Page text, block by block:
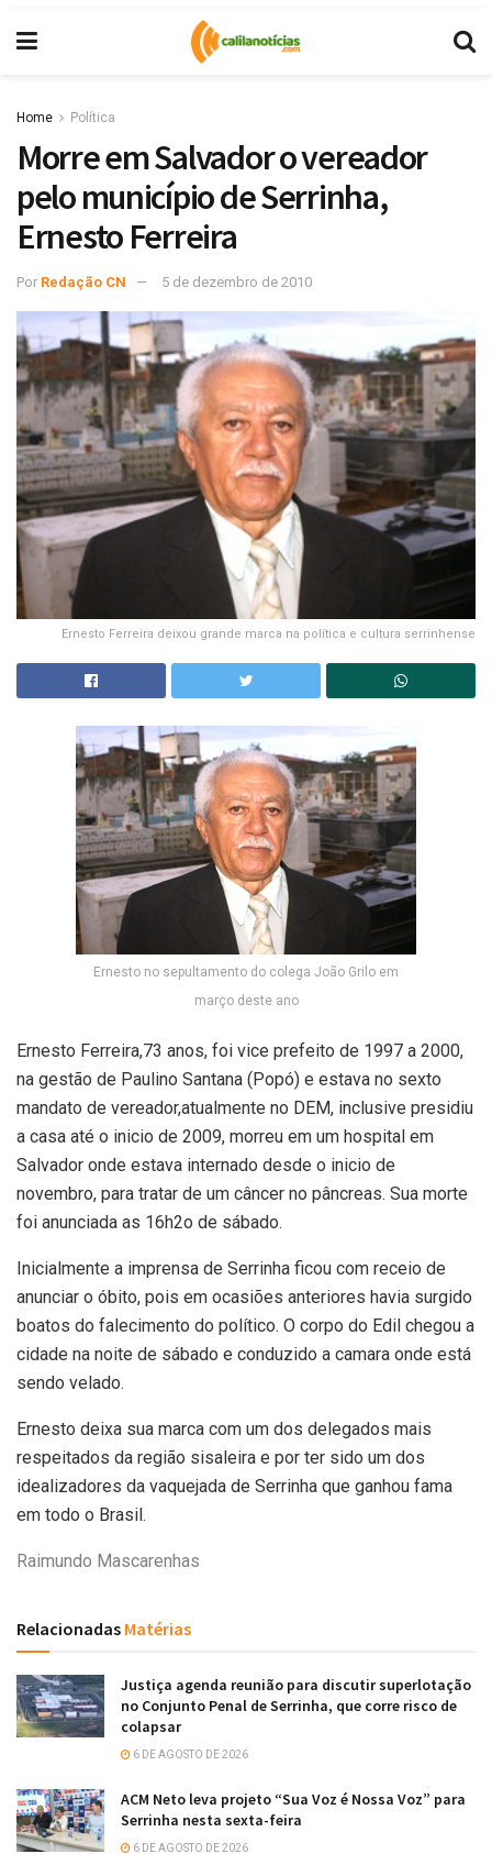
Home Política
Morre em Salvador o vereador
pelo município de Serrinha,
Ernesto Ferreira
Por Redação CN 5 de dezembro de 2010
Ernesto Ferreira deixou grande marca na política e cultura serrinhense
Ernesto no sepultamento do colega João Grilo em
março deste ano
Ernesto Ferreira,73 anos, foi vice prefeito de 1997 a 2000,
na gestão de Paulino Santana (Popó) e estava no sexto
mandato de vereador,atualmente no DEM, inclusive presidiu
a casa até o inicio de 2009, morreu em um hospital em
Salvador onde estava internado desde o inicio de
novembro, para tratar de um câncer no pâncreas. Sua morte
foi anunciada as 16h2o de sábado.
Inicialmente a imprensa de Serrinha ficou com receio de
anunciar o óbito, pois em ocasiões anteriores havia surgido
boatos do falecimento do político. O corpo do Edil chegou a
cidade na noite de sábado e conduzido a camara onde está
sendo velado.
Ernesto deixa sua marca com um dos delegados mais
respeitados da região sisaleira e por ter sido um dos
idealizadores da vaquejada de Serrinha que ganhou fama
em todo o Brasil.
Raimundo Mascarenhas
Relacionadas Matérias
Justiça agenda reunião para discutir superlotação
no Conjunto Penal de Serrinha, que corre risco de
colapsar
6 DE AGOSTO DE 2026
ACM Neto leva projeto “Sua Voz é Nossa Voz” para
Serrinha nesta sexta-feira
6 DE AGOSTO DE 2026